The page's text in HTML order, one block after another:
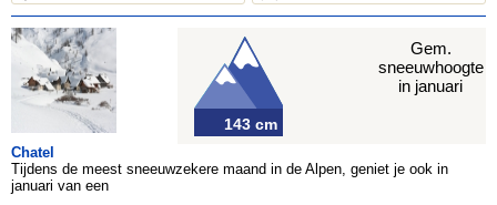
Chatel
Tijdens de meest sneeuwzekere maand in de Alpen, geniet je ook in
januari van een
143 cm
Gem.
sneeuwhoogte
in januari